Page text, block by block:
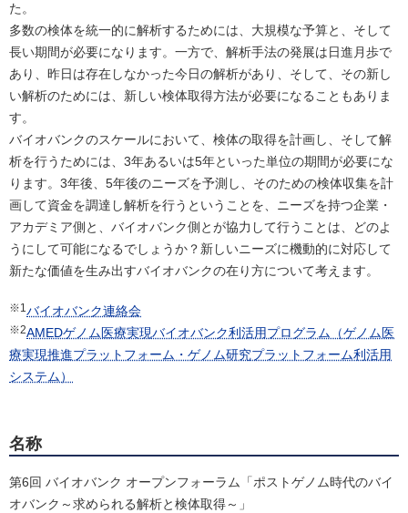
た。
多数の検体を統一的に解析するためには、大規模な予算と、そして
長い期間が必要になります。一方で、解析手法の発展は日進月歩で
あり、昨日は存在しなかった今日の解析があり、そして、その新し
い解析のためには、新しい検体取得方法が必要になることもありま
す。
バイオバンクのスケールにおいて、検体の取得を計画し、そして解
析を行うためには、3年あるいは5年といった単位の期間が必要にな
ります。3年後、5年後のニーズを予測し、そのための検体収集を計
画して資金を調達し解析を行うということを、ニーズを持つ企業・
アカデミア側と、バイオバンク側とが協力して行うことは、どのよ
うにして可能になるでしょうか？新しいニーズに機動的に対応して
新たな価値を生み出すバイオバンクの在り方について考えます。
※1バイオバンク連絡会
※2AMEDゲノム医療実現バイオバンク利活用プログラム（ゲノム医
療実現推進プラットフォーム・ゲノム研究プラットフォーム利活用
システム）
名称
第6回 バイオバンク オープンフォーラム「ポストゲノム時代のバイ
オバンク～求められる解析と検体取得～」